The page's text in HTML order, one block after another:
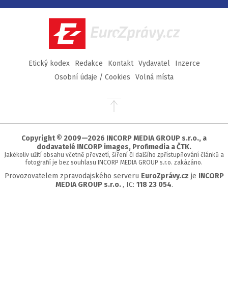
Facebook
TwitterInstagram
YouTube
EuroZprávy.cz
Etický kodex Redakce Kontakt Vydavatel
Inzerce
Osobní údaje / Cookies
Volná místa
Přejít
stránky
Copyright © 2009—2026 INCORP MEDIA GROUP s.r.o., a
dodavatelé INCORP images, Profimedia a ČTK.
Jakékoliv užití obsahu včetně převzetí, šíření či dalšího zpřístupňování článků a
fotografií je bez souhlasu INCORP MEDIA GROUP s.r.o. zakázáno.
Provozovatelem zpravodajského serveru EuroZprávy.cz je INCORP
MEDIA GROUP s.r.o. , IC: 118 23 054.